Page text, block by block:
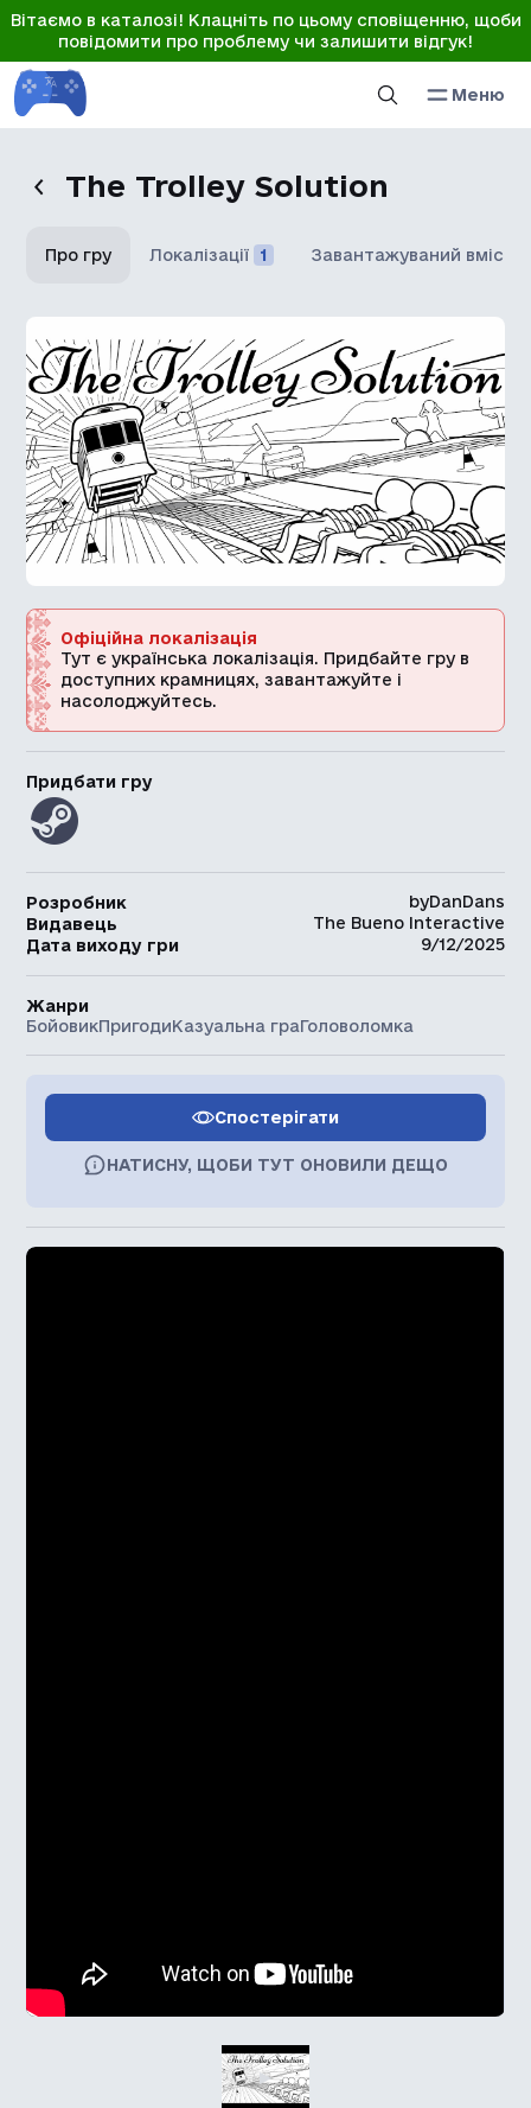
Вітаємо в каталозі! Клацніть по цьому сповіщенню, щоби
повідомити про проблему чи залишити відгук!
Меню
The Trolley Solution
Про гру Локалізації 1 Завантажуваний вміст
Офіційна локалізація
Тут є українська локалізація. Придбайте гру в
доступних крамницях, завантажуйте і
насолоджуйтесь.
Придбати гру
Розробник
byDanDans
Видавець
The Bueno Interactive
Дата виходу гри
9/12/2025
Жанри
БойовикПригодиКазуальна граГоловоломка
Спостерігати
НАТИСНУ, ЩОБИ ТУТ ОНОВИЛИ ДЕЩО